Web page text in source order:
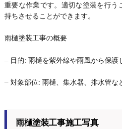
重要な作業です。適切な塗装を行う
持ちさせることができます。
雨樋塗装工事の概要
– 目的: 雨樋を紫外線や雨風から保護
– 対象部位: 雨樋、集水器、排水管な
雨樋塗装工事施工写真